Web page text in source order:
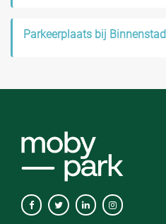
Parkeerplaats bij Binnenstad